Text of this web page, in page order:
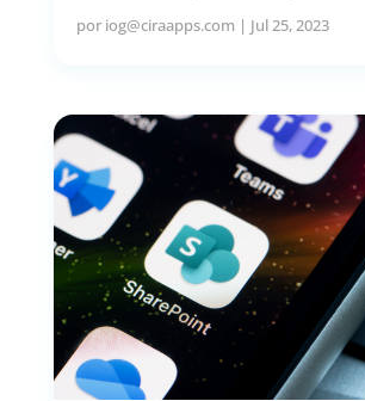
por iog@ciraapps.com | Jul 25, 2023